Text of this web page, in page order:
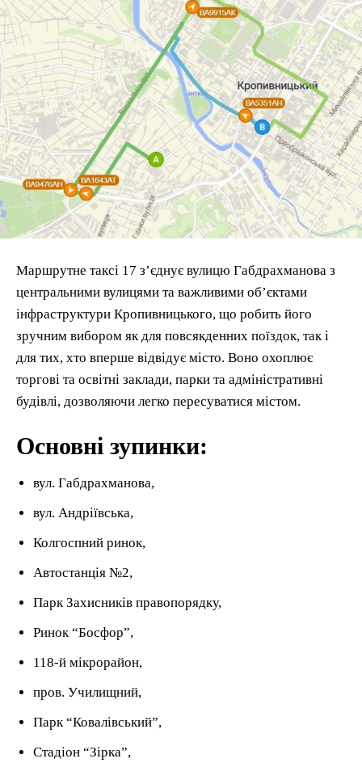
Маршрутне таксі 17 з’єднує вулицю Габдрахманова з
центральними вулицями та важливими об’єктами
інфраструктури Кропивницького, що робить його
зручним вибором як для повсякденних поїздок, так і
для тих, хто вперше відвідує місто. Воно охоплює
торгові та освітні заклади, парки та адміністративні
будівлі, дозволяючи легко пересуватися містом.
Основні зупинки:
вул. Габдрахманова,
вул. Андріївська,
Колгоспний ринок,
Автостанція №2,
Парк Захисників правопорядку,
Ринок “Босфор”,
118-й мікрорайон,
пров. Училищний,
Парк “Ковалівський”,
Стадіон “Зірка”,